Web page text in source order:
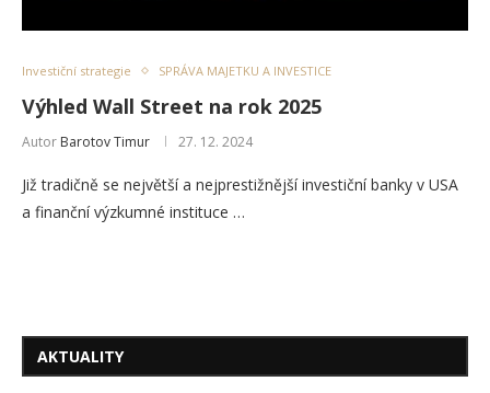
Investiční strategie SPRÁVA MAJETKU A INVESTICE
Výhled Wall Street na rok 2025
Autor Barotov Timur 27. 12. 2024
Již tradičně se největší a nejprestižnější investiční banky v USA
a finanční výzkumné instituce …
AKTUALITY